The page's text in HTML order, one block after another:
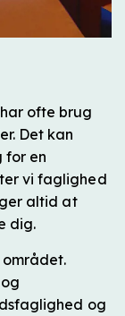
ofte brug
Det kan
for en
vi faglighed
altid at
dig.
og